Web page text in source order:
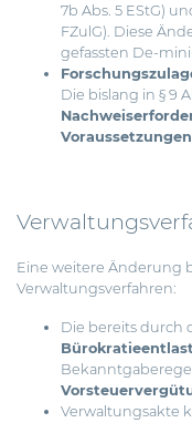
7b Abs. 5 EStG)
FZulG). Diese
gefassten De-
Die bislang in § 9
Voraussetzungen
Eine weitere Änderung
Verwaltungsverfahren:
Die bereits durch
Verwaltungsakte